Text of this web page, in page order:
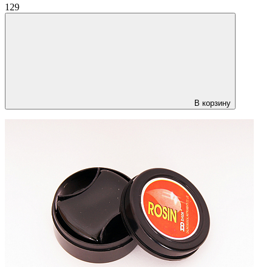
129
В корзину